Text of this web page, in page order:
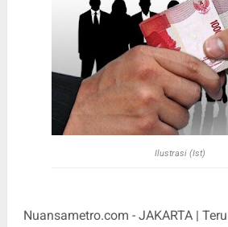
Ilustrasi (Ist)
Nuansametro.com - JAKARTA |